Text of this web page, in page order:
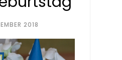
2018